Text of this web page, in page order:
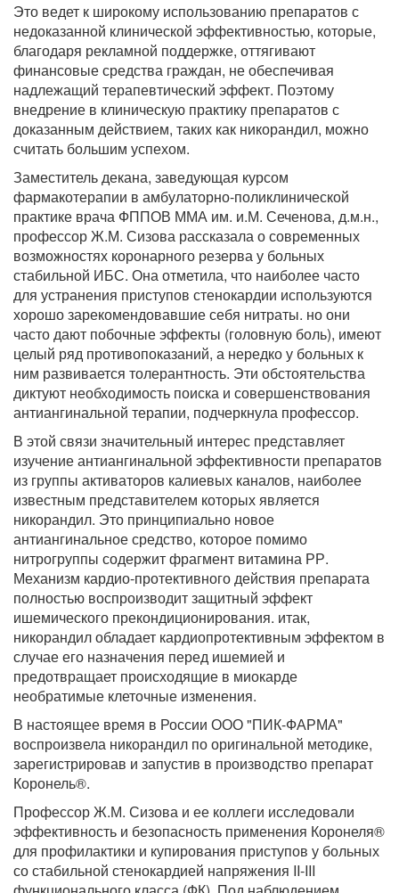
Это ведет к широкому использованию препаратов с
недоказанной клинической эффективностью, которые,
благодаря рекламной поддержке, оттягивают
финансовые средства граждан, не обеспечивая
надлежащий терапевтический эффект. Поэтому
внедрение в клиническую практику препаратов с
доказанным действием, таких как никорандил, можно
считать большим успехом.
Заместитель декана, заведующая курсом
фармакотерапии в амбулаторно-поликлинической
практике врача ФППОВ ММА им. и.М. Сеченова, д.м.н.,
профессор Ж.М. Сизова рассказала о современных
возможностях коронарного резерва у больных
стабильной ИБС. Она отметила, что наиболее часто
для устранения приступов стенокардии используются
хорошо зарекомендовавшие себя нитраты. но они
часто дают побочные эффекты (головную боль), имеют
целый ряд противопоказаний, а нередко у больных к
ним развивается толерантность. Эти обстоятельства
диктуют необходимость поиска и совершенствования
антиангинальной терапии, подчеркнула профессор.
В этой связи значительный интерес представляет
изучение антиангинальной эффективности препаратов
из группы активаторов калиевых каналов, наиболее
известным представителем которых является
никорандил. Это принципиально новое
антиангинальное средство, которое помимо
нитрогруппы содержит фрагмент витамина РР.
Механизм кардио-протективного действия препарата
полностью воспроизводит защитный эффект
ишемического прекондиционирования. итак,
никорандил обладает кардиопротективным эффектом в
случае его назначения перед ишемией и
предотвращает происходящие в миокарде
необратимые клеточные изменения.
В настоящее время в России ООО "ПИК-ФАРМА"
воспроизвела никорандил по оригинальной методике,
зарегистрировав и запустив в производство препарат
Коронель®.
Профессор Ж.М. Сизова и ее коллеги исследовали
эффективность и безопасность применения Коронеля®
для профилактики и купирования приступов у больных
со стабильной стенокардией напряжения II-III